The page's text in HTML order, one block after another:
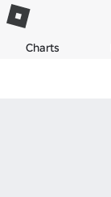
Charts